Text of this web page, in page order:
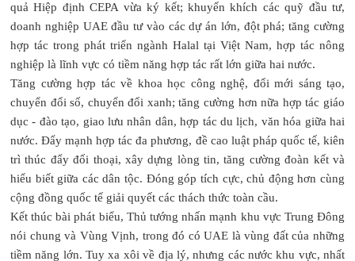
quả Hiệp định CEPA vừa ký kết; khuyến khích các quỹ đầu tư,
doanh nghiệp UAE đầu tư vào các dự án lớn, đột phá; tăng cường
hợp tác trong phát triển ngành Halal tại Việt Nam, hợp tác nông
nghiệp là lĩnh vực có tiềm năng hợp tác rất lớn giữa hai nước.
Tăng cường hợp tác về khoa học công nghệ, đổi mới sáng tạo,
chuyển đổi số, chuyển đổi xanh; tăng cường hơn nữa hợp tác giáo
dục - đào tạo, giao lưu nhân dân, hợp tác du lịch, văn hóa giữa hai
nước. Đẩy mạnh hợp tác đa phương, đề cao luật pháp quốc tế, kiên
trì thúc đẩy đối thoại, xây dựng lòng tin, tăng cường đoàn kết và
hiểu biết giữa các dân tộc. Đóng góp tích cực, chủ động hơn cùng
cộng đồng quốc tế giải quyết các thách thức toàn cầu.
Kết thúc bài phát biểu, Thủ tướng nhấn mạnh khu vực Trung Đông
nói chung và Vùng Vịnh, trong đó có UAE là vùng đất của những
tiềm năng lớn. Tuy xa xôi về địa lý, nhưng các nước khu vực, nhất